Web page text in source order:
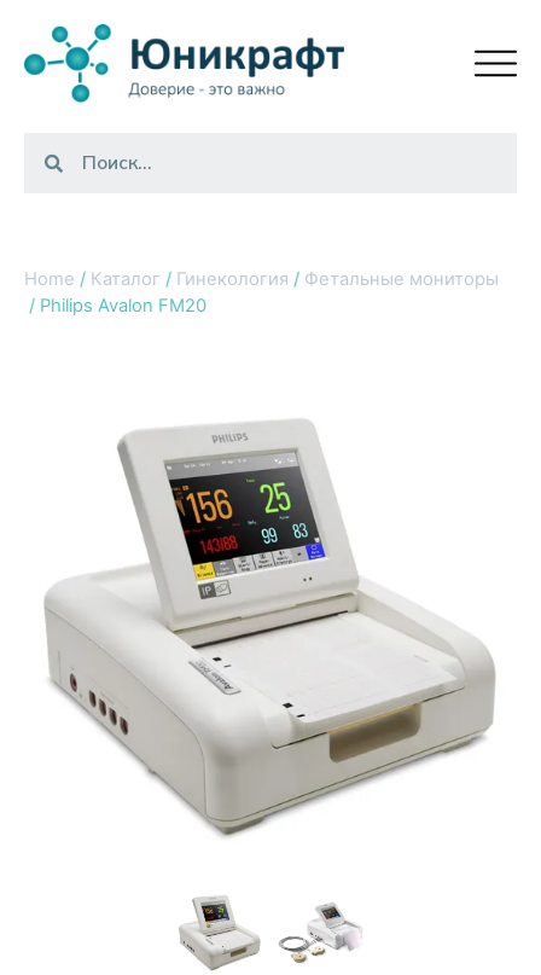
Home / Каталог / Гинекология / Фетальные мониторы
/ Philips Avalon FM20